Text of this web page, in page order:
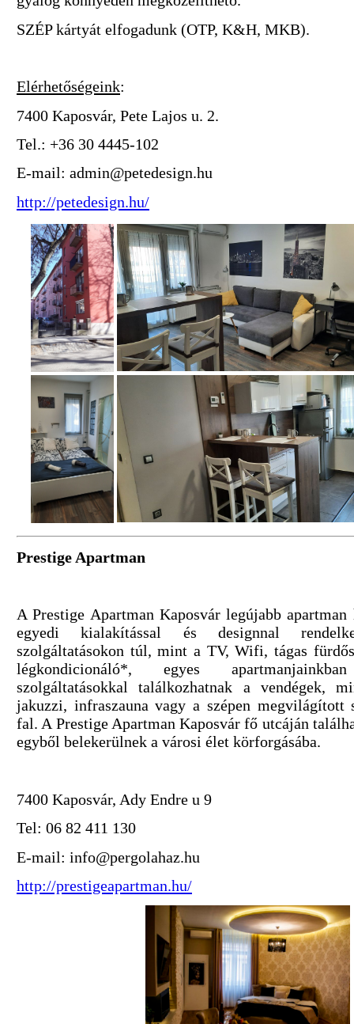
SZÉP kártyát elfogadunk (OTP, K&H, MKB).
Elérhetőségeink:
7400 Kaposvár, Pete Lajos u. 2.
Tel.: +36 30 4445-102
E-mail: admin@petedesign.hu
http://petedesign.hu/
Prestige Apartman
A Prestige Apartman Kaposvár legújabb
egyedi kialakítással és designnal
szolgáltatásokon túl, mint a TV, Wifi, tágas
légkondicionáló*, egyes
szolgáltatásokkal találkozhatnak a vendégek,
jakuzzi, infraszauna vagy a szépen megvilágított
fal. A Prestige Apartman Kaposvár fő utcáján
egyből belekerülnek a városi élet körforgásába.
7400 Kaposvár, Ady Endre u 9
Tel: 06 82 411 130
E-mail: info@pergolahaz.hu
http://prestigeapartman.hu/